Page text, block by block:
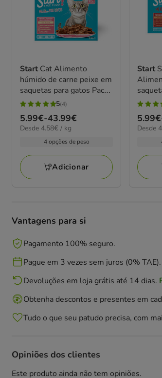
Start Cat Alimento
húmido de carne peixe em
saquetas para gatos Pack
Poupança!
5
estrelas
com
avaliações
5(4)
Preço
de
43.99€
5.99€-43.99€
4.58€
Desde 4.58€ / kg
4 opções de peso
Adicionar
Start
4.7
com
Preço
de
5.99€
4.03€
Desde
Vantagens para si
Pagamento 100% seguro.
Pague em 3 vezes sem juros (0%
Devoluções em loja grátis até 14 dias.
Obtenha descontos e presentes em
Tudo o que seu patudo precisa, com
Opiniões dos clientes
Este produto ainda não tem opiniões.